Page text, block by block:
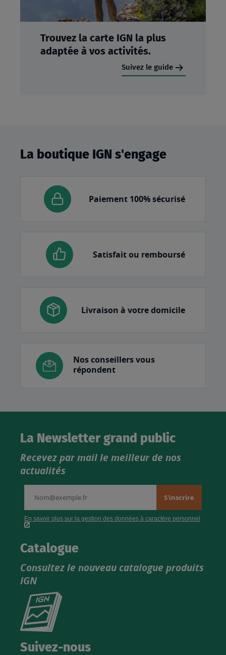
Trouvez la carte IGN la plus
adaptée à vos activités.
Suivez le guide
La boutique IGN s'engage
Paiement 100% sécurisé
Satisfait ou remboursé
Livraison à votre domicile
Nos conseillers vous
répondent
La Newsletter grand public
Recevez par mail le meilleur de nos
actualités
Catalogue
Consultez le nouveau catalogue produits
IGN
Consultez
catalogue
Suivez-nous